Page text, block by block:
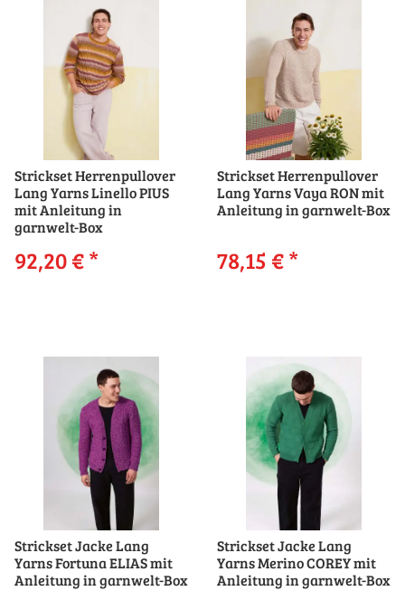
Strickset Herrenpullover
Lang Yarns Linello PIUS
mit Anleitung in
garnwelt-Box
92,20 €*
Strickset Herrenpullover
Lang Yarns Vaya RON mit
Anleitung in garnwelt-Box
78,15 €*
Strickset Jacke Lang
Yarns Fortuna ELIAS mit
Anleitung in garnwelt-Box
Strickset Jacke Lang
Yarns Merino COREY mit
Anleitung in garnwelt-Box